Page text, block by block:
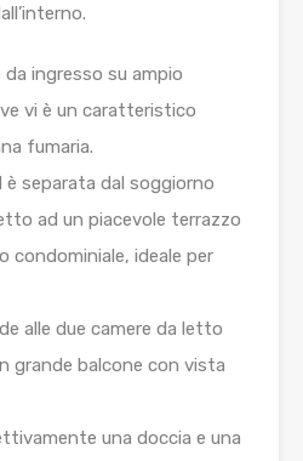
da ingresso su ampio
vi è un caratteristico
fumaria.
è separata dal soggiorno
ad un piacevole terrazzo
condominiale, ideale per
alle due camere da letto
grande balcone con vista
una doccia e una